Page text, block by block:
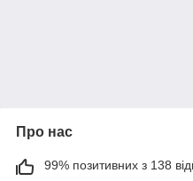
Про нас
99% позитивних з 138